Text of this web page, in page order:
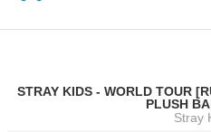
STRAY KIDS - WORLD TOUR
PLUSH
Stray